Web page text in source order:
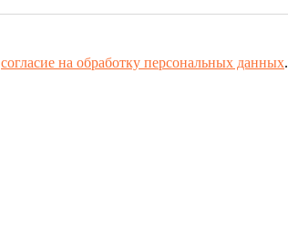
согласие на обработку персональных данных.